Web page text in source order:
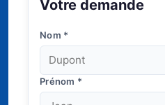
Votre demande
Nom *
Prénom *